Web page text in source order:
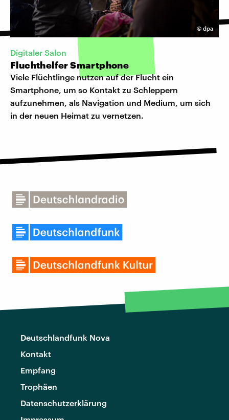
© dpa
Digitaler Salon
Fluchthelfer Smartphone
Viele Flüchtlinge nutzen auf der Flucht ein
Smartphone, um so Kontakt zu Schleppern
aufzunehmen, als Navigation und Medium, um sich
in der neuen Heimat zu vernetzen.
Deutschlandfunk Nova
Kontakt
Empfang
Trophäen
Datenschutzerklärung